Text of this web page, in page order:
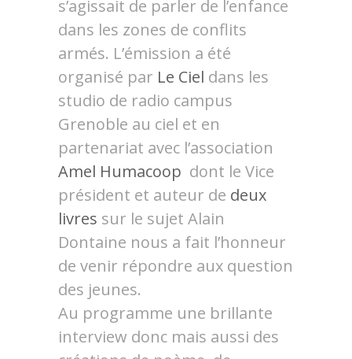
s’agissait de parler de l’enfance
dans les zones de conflits
armés. L’émission a été
organisé par Le Ciel dans les
studio de radio campus
Grenoble au ciel et en
partenariat avec l’association
Amel Humacoop dont le Vice
président et auteur de deux
livres sur le sujet Alain
Dontaine nous a fait l’honneur
de venir répondre aux question
des jeunes.
Au programme une brillante
interview donc mais aussi des